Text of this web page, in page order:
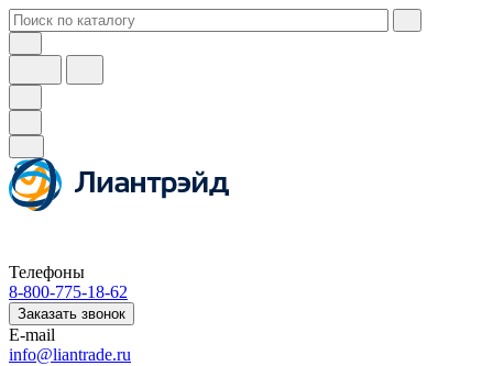
Телефоны
8-800-775-18-62
Заказать звонок
E-mail
info@liantrade.ru